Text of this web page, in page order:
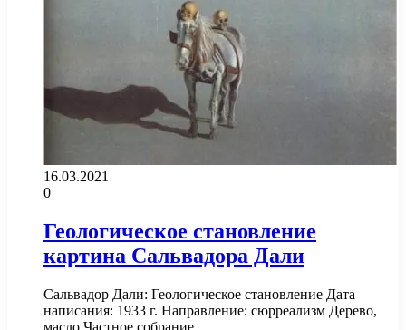
16.03.2021
0
Геологическое становление
картина Сальвадора Дали
Сальвадор Дали: Геологическое становление Дата
написания: 1933 г. Направление: сюрреализм Дерево,
масло Частное собрание